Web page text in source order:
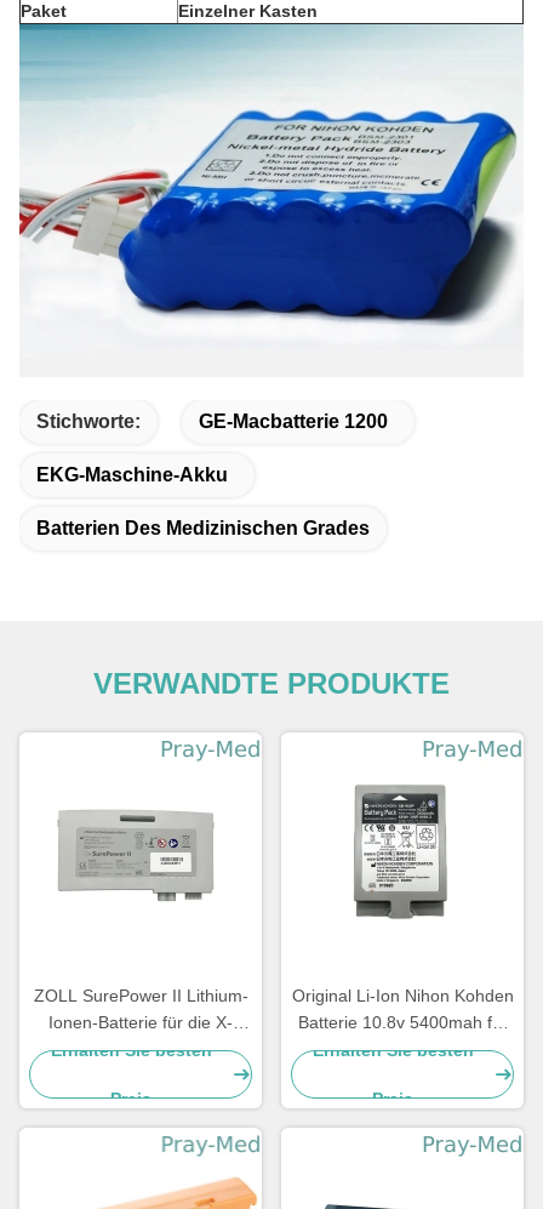
Paket
Einzelner Kasten
Stichworte: GE-Macbatterie 1200
EKG-Maschine-Akku
Batterien Des Medizinischen Grades
VERWANDTE PRODUKTE
ZOLL SurePower II Lithium-
Ionen-Batterie für die X-
Serie 2600mAh 11,1V 8000-
Erhalten Sie besten
Preis
Original Li-Ion Nihon Kohden
Batterie 10.8v 5400mah für
Sb-950p
Erhalten Sie besten
Preis